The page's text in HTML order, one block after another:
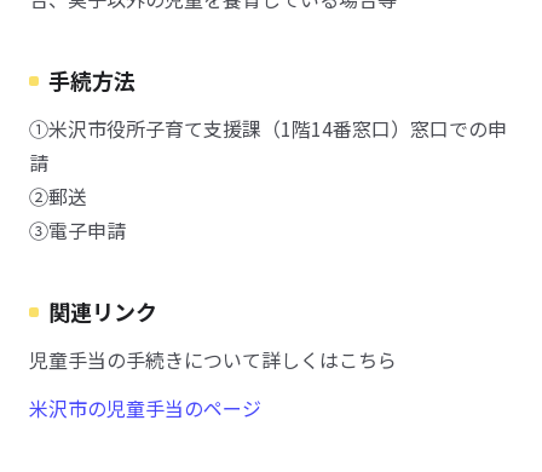
手続方法
①米沢市役所子育て支援課（1階14番窓口）窓口での申
請
②郵送
③電子申請
関連リンク
児童手当の手続きについて詳しくはこちら
米沢市の児童手当のページ